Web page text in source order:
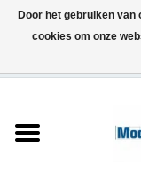
Schepen
Door het gebruiken van
cookies om onze